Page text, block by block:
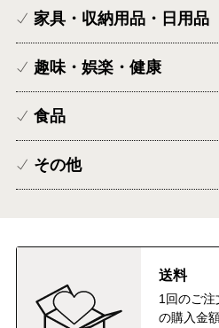
家具・収納用品・日用品
趣味・娯楽・健康
食品
その他
送料
1回のご注
の購入金